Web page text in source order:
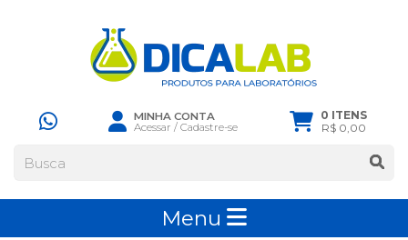
MINHA CONTA
Acessar /Cadastre-se
0 ITENS
R$ 0,00
Menu